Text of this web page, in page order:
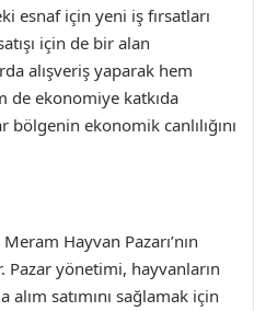
esnaf için yeni iş fırsatları
için de bir alan
alışveriş yaparak hem
de ekonomiye katkıda
bölgenin ekonomik canlılığını
Hayvan Pazarı’nın
yönetimi, hayvanların
satımını sağlamak için